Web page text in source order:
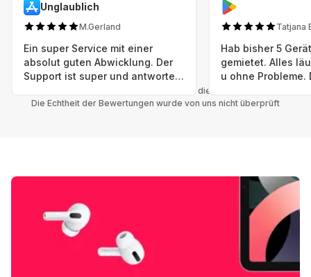
Unglaublich
M.Gerland
Ein super Service mit einer
absolut guten Abwicklung. Der
Support ist super und antworte
Tatjana
Hab bisher 5
gemietet. Alles
u ohne Probleme.
einwandfreien
Nachhaltig u wer
mal wieder ein
hat (Xbox,
Smartphone etc),
Grover nur
Möglichkeit
besteht nach
Alle Bewertungen beziehen sich auf die Grover App.
Die Echtheit der Bewertungen wurde von uns nicht überprüft